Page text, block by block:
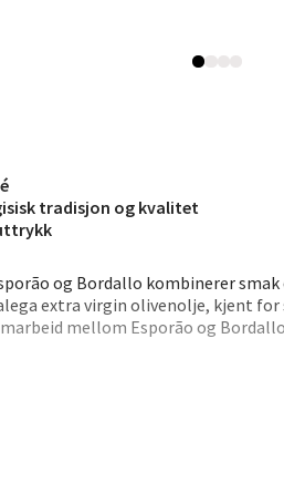
tradisjon og kvalitet
og Bordallo kombinerer smak
extra virgin olivenolje, kjent
mellom Esporão og
Perfekt som en gjennomtenkt